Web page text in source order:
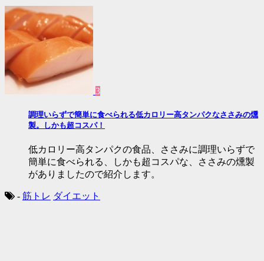
3
調理いらずで簡単に食べられる低カロリー高タンパクなささみの燻
製。しかも超コスパ！
低カロリー高タンパクの食品、ささみに調理いらずで
簡単に食べられる、しかも超コスパな、ささみの燻製
がありましたので紹介します。
- 筋トレ ダイエット